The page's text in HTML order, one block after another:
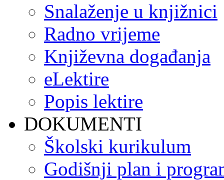
Snalaženje u knjižnici
Radno vrijeme
Književna događanja
eLektire
Popis lektire
DOKUMENTI
Školski kurikulum
Godišnji plan i